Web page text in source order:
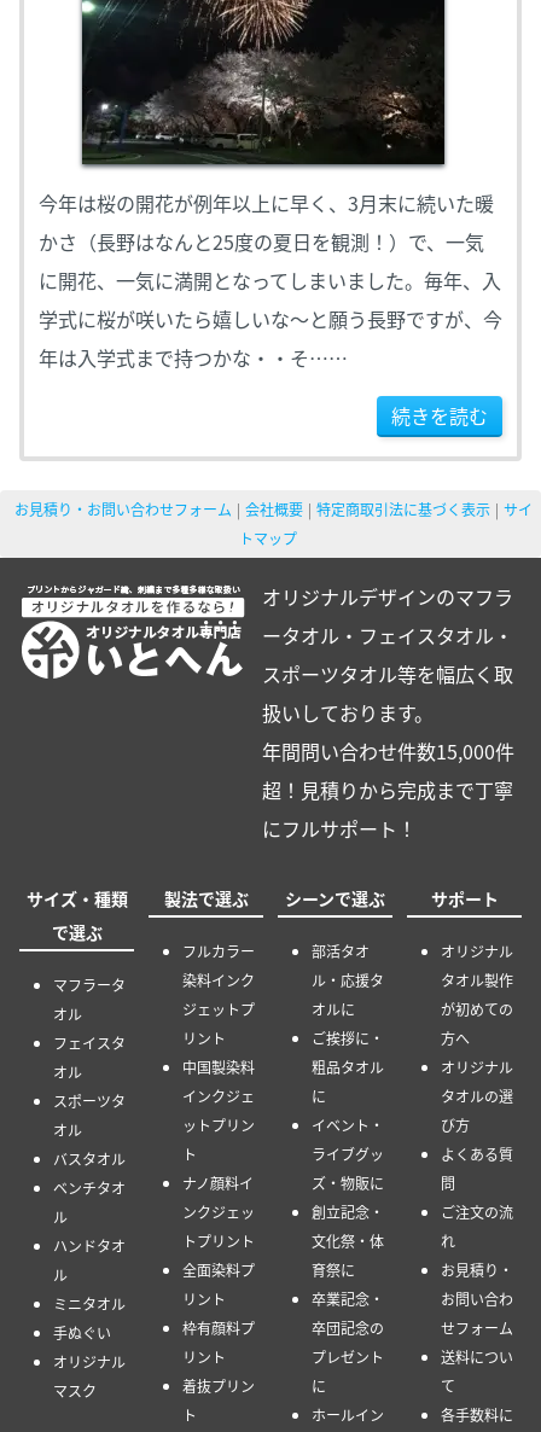
今年は桜の開花が例年以上に早く、3月末に続いた暖
かさ（長野はなんと25度の夏日を観測！）で、一気
に開花、一気に満開となってしまいました。毎年、入
学式に桜が咲いたら嬉しいな～と願う長野ですが、今
年は入学式まで持つかな・・そ……
続きを読む
お見積り・お問い合わせフォーム 会社概要 特定商取引法に基づく表示
サイ
トマップ
オリジナルデザインのマフラ
ータオル・フェイスタオル・
スポーツタオル等を幅広く取
扱いしております。
年間問い合わせ件数15,000件
超！見積りから完成まで丁寧
にフルサポート！
サイズ・種類
で選ぶ
マフラータ
オル
フェイスタ
オル
スポーツタ
オル
バスタオル
ベンチタオ
ル
ハンドタオ
ル
ミニタオル
手ぬぐい
オリジナル
マスク
製法で選ぶ
フルカラー
染料インク
ジェットプ
リント
中国製染料
インクジェ
ットプリン
ト
ナノ顔料イ
ンクジェッ
トプリント
全面染料プ
リント
枠有顔料プ
リント
着抜プリン
ト
シーンで選ぶ
部活タオ
ル・応援タ
オルに
ご挨拶に・
粗品タオル
に
イベント・
ライブグッ
ズ・物販に
創立記念・
文化祭・体
育祭に
卒業記念・
卒団記念の
プレゼント
に
ホールイン
サポート
オリジナル
タオル製作
が初めての
方へ
オリジナル
タオルの選
び方
よくある質
問
ご注文の流
れ
お見積り・
お問い合わ
せフォーム
送料につい
て
各手数料に